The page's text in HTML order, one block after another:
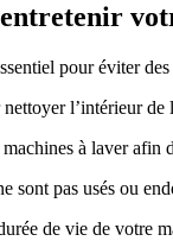
pour éviter
l’intérieur de
à laver afin
pas usés ou
de vie de votre